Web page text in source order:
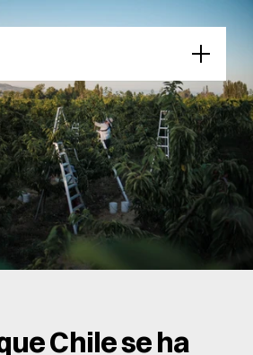
Chile se ha